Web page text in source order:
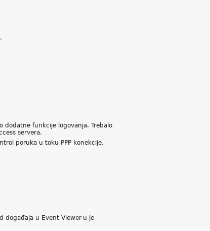
dodatne funkcije logovanja. Trebalo
servera.
poruka u toku PPP konekcije.
događaja u Event Viewer-u je